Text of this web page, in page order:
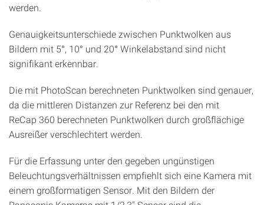
werden.
Genauigkeitsunterschiede zwischen Punktwolken aus
Bildern mit 5°, 10° und 20° Winkelabstand sind nicht
signifikant erkennbar.
Die mit PhotoScan berechneten Punktwolken sind genauer,
da die mittleren Distanzen zur Referenz bei den mit
ReCap 360 berechneten Punktwolken durch großflächige
Ausreißer verschlechtert werden.
Für die Erfassung unter den gegeben ungünstigen
Beleuchtungsverhältnissen empfiehlt sich eine Kamera mit
einem großformatigen Sensor. Mit den Bildern der